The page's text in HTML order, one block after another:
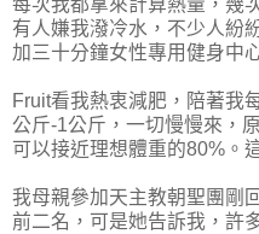
每次我都拿來計算熱量，幾
有人嫌我潑冷水，不少人紛
加三十分鐘女性專用健身中
Fruit看我熱衷減肥，陪著我
公斤-1公斤，一切慢慢來，
可以接近理想體重的80%。
我母親參加天主教朝聖團剛
前二名，可是她告訴我，許